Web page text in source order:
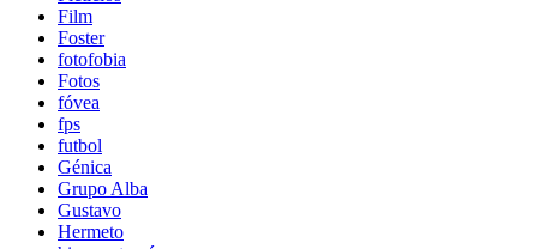
Film
Foster
fotofobia
Fotos
fóvea
fps
futbol
Génica
Grupo Alba
Gustavo
Hermeto